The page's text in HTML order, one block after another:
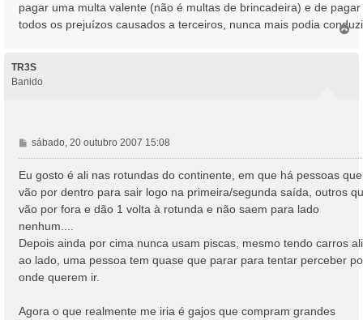
pagar uma multa valente (não é multas de brincadeira) e de pagar
todos os prejuízos causados a terceiros, nunca mais podia
T
TR3S
Banido
M
e
n
s
g
e
m
sábado, 20 outubro 2007 15:08
Eu gosto é ali nas rotundas do continente, em que há pessoas que
vão por dentro para sair logo na primeira/segunda saída, outros
vão por fora e dão 1 volta à rotunda e não saem para lado
nenhum....
Depois ainda por cima nunca usam piscas, mesmo tendo carros ali
ao lado, uma pessoa tem quase que parar para tentar perceber
onde querem ir.
Agora o que realmente me iria é gajos que compram grandes